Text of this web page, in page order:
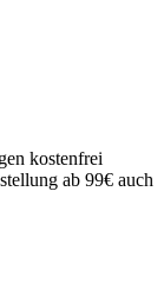
kostenfrei
ab 99€ auch